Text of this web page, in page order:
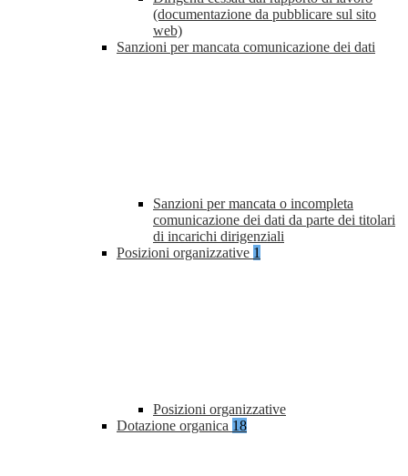
(documentazione da pubblicare sul sito
web)
Sanzioni per mancata comunicazione dei dati
Sanzioni per mancata o incompleta
comunicazione dei dati da parte dei titolari
di incarichi dirigenziali
Posizioni organizzative 1
Posizioni organizzative
Dotazione organica 18